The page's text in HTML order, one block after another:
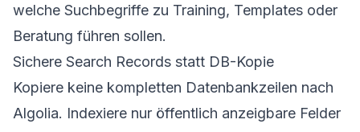
welche Suchbegriffe zu Training, Templates oder
Beratung führen sollen.
Sichere Search Records statt DB-Kopie
Kopiere keine kompletten Datenbankzeilen nach
Algolia. Indexiere nur öffentlich anzeigbare Felder